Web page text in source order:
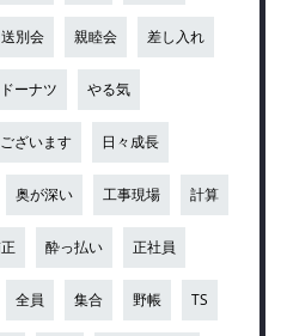
送別会 親睦会 差し入れ
ーナツ やる気
ざいます 日々成長
奥が深い 工事現場 計算
酔っ払い 正社員
全員 集合 野帳 TS